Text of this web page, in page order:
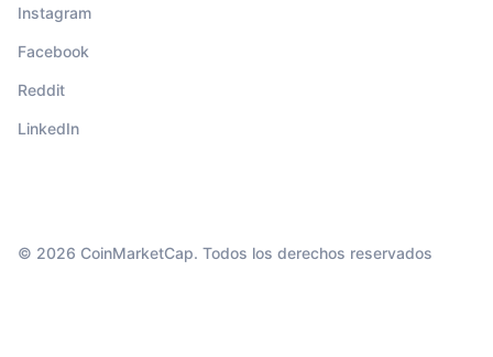
Instagram
Facebook
Reddit
LinkedIn
© 2026 CoinMarketCap. Todos los derechos reservados